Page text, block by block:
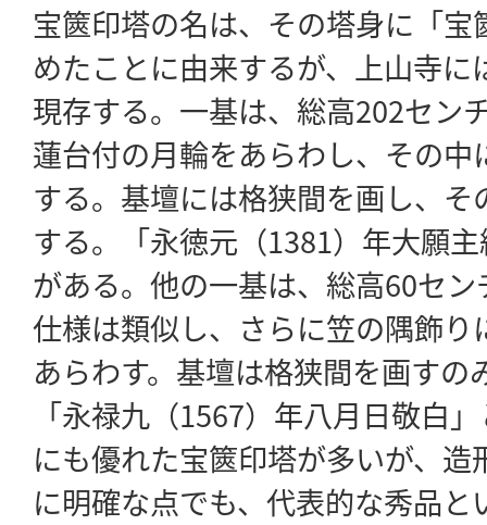
宝篋印塔の名は、その塔身に「
めたことに由来するが、上山寺
現存する。一基は、総高202セン
蓮台付の月輪をあらわし、その
する。基壇には格狭間を画し、
する。「永徳元（1381）年大願
がある。他の一基は、総高60セ
仕様は類似し、さらに笠の隅飾
あらわす。基壇は格狭間を画すの
「永禄九（1567）年八月日敬白
にも優れた宝篋印塔が多いが、
に明確な点でも、代表的な秀品と